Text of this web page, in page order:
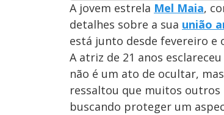
A jovem estrela Mel Maia,
detalhes sobre a sua união
está junto desde fevereiro
A atriz de 21 anos
não é um ato de ocultar,
ressaltou que muitos
buscando proteger um